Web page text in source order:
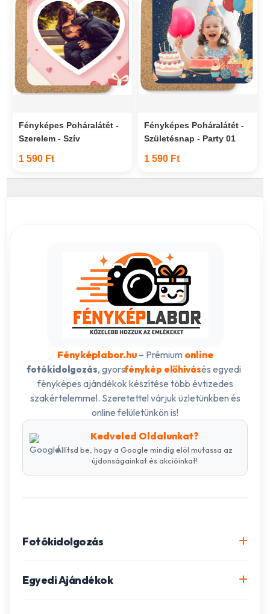
Fényképes Poháralátét -
Szerelem - Szív
1 590 Ft
Fényképes Poháralátét -
Születésnap - Party 01
1 590 Ft
Fényképlabor.hu– Prémium online
fotókidolgozás, gyorsfénykép előhívásés egyedi
fényképes ajándékok készítése több évtizedes
szakértelemmel. Szeretettel várjuk üzletünkben és
online felületünkön is!
Kedveled Oldalunkat?
Állítsd be, hogy a Google mindig elöl mutassa az
újdonságainkat és akcióinkat!
Fotókidolgozás
Egyedi Ajándékok